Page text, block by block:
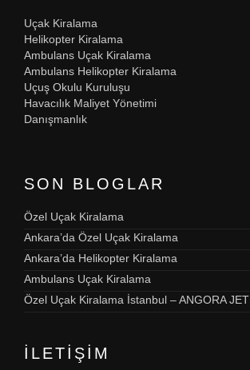
Uçak Kiralama
Helikopter Kiralama
Ambulans Uçak Kiralama
Ambulans Helikopter Kiralama
Uçuş Okulu Kuruluşu
Havacılık Maliyet Yönetimi
Danışmanlık
SON BLOGLAR
Özel Uçak Kiralama
Ankara’da Özel Uçak Kiralama
Ankara’da Helikopter Kiralama
Ambulans Uçak Kiralama
Özel Uçak Kiralama İstanbul – ANGORA JET
İLETIŞIM